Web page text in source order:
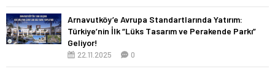
Arnavutköy’e Avrupa Standartlarında Yatırım:
Türkiye’nin İlk “Lüks Tasarım ve Perakende Parkı”
Geliyor!
22.11.2025 0